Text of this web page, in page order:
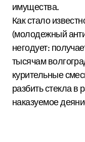
имущества.
Как стало
(молодежный
негодует:
тысячам
курительные
разбить стекла в
наказуемое